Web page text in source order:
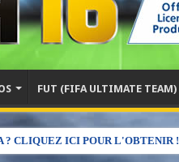
FUT (FIFA ULTIMATE TEAM)
? CLIQUEZ ICI POUR L'OBTENIR !